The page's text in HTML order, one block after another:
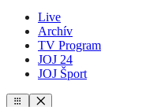
Live
Archív
TV Program
JOJ 24
JOJ Šport